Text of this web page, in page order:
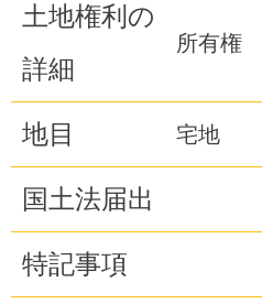
土地権利の
詳細
所有権
地目 宅地
国土法届出
特記事項